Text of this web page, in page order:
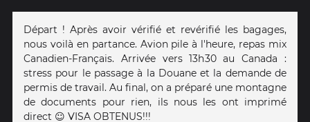
Départ ! Après avoir vérifié et revérifié les bagages,
nous voilà en partance. Avion pile à l'heure, repas mix
Canadien-Français. Arrivée vers 13h30 au Canada :
stress pour le passage à la Douane et la demande de
permis de travail. Au final, on a préparé une montagne
de documents pour rien, ils nous les ont imprimé
direct ☺ VISA OBTENUS!!!